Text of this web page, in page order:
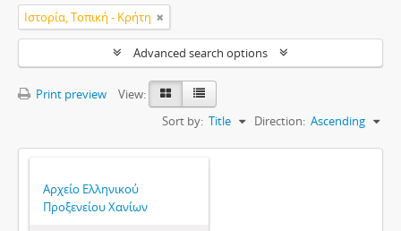
Ιστορία, Τοπική - Κρήτη
Advanced search options
Print preview
View:
Sort by: Title Direction: Ascending
Αρχείο Ελληνικού
Προξενείου Χανίων